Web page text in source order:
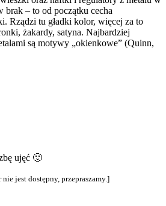
brak – to od początku cecha
Rządzi tu gładki kolor, więcej za to
żakardy, satyna. Najbardziej
są motywy „okienkowe” (Quinn,
ujęć 🙂
jest dostępny, przepraszamy.]